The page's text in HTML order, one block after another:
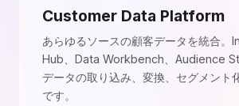
Customer Data Platform
あらゆるソースの顧客データを統合。
Hub、Data Workbench、Audience
データの取り込み、変換、セグメント
です。